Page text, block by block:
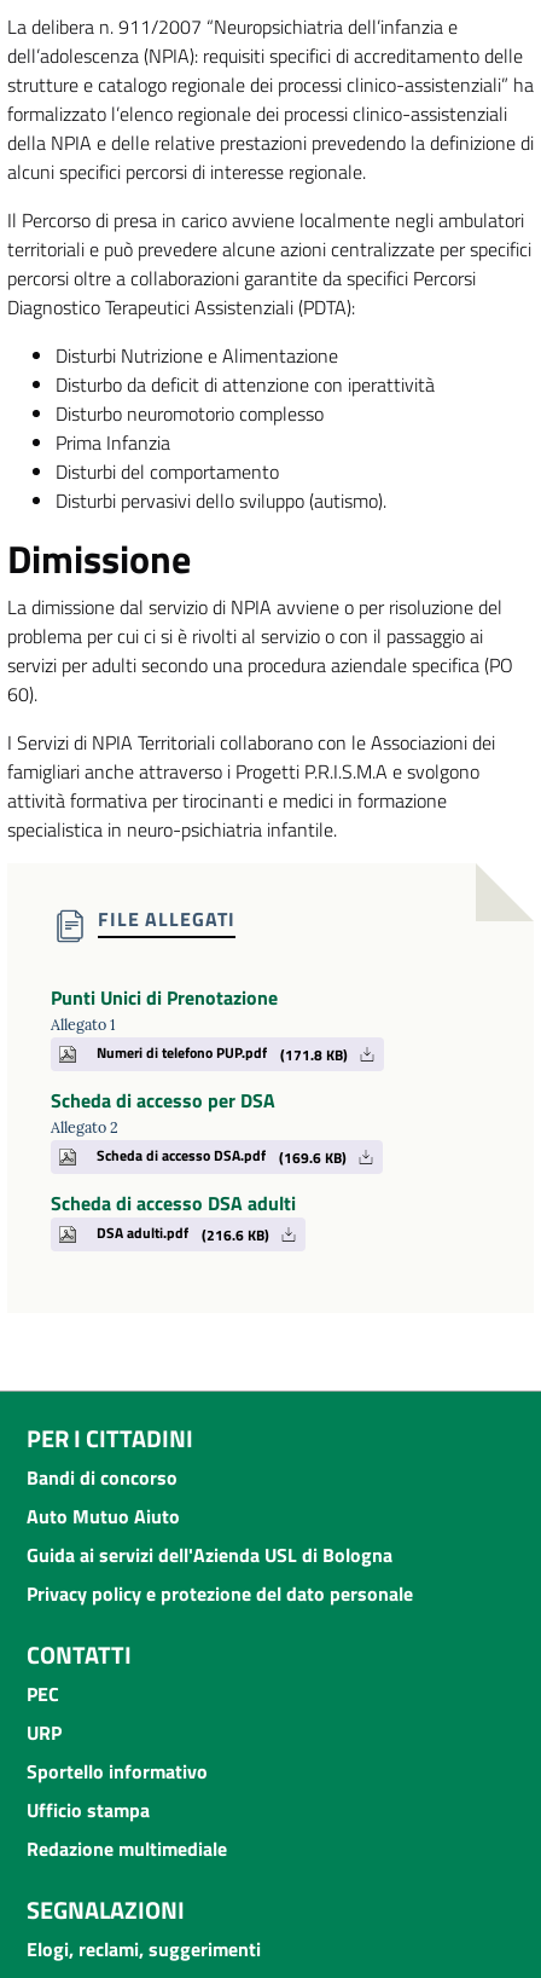
La delibera n. 911/2007 “Neuropsichiatria dell’infanzia e
dell’adolescenza (NPIA): requisiti specifici di accreditamento delle
strutture e catalogo regionale dei processi clinico-assistenziali” ha
formalizzato l’elenco regionale dei processi clinico-assistenziali
della NPIA e delle relative prestazioni prevedendo la definizione di
alcuni specifici percorsi di interesse regionale.
Il Percorso di presa in carico avviene localmente negli ambulatori
territoriali e può prevedere alcune azioni centralizzate per specifici
percorsi oltre a collaborazioni garantite da specifici Percorsi
Diagnostico Terapeutici Assistenziali (PDTA):
Disturbi Nutrizione e Alimentazione
Disturbo da deficit di attenzione con iperattività
Disturbo neuromotorio complesso
Prima Infanzia
Disturbi del comportamento
Disturbi pervasivi dello sviluppo (autismo).
Dimissione
La dimissione dal servizio di NPIA avviene o per risoluzione del
problema per cui ci si è rivolti al servizio o con il passaggio ai
servizi per adulti secondo una procedura aziendale specifica (PO
60).
I Servizi di NPIA Territoriali collaborano con le Associazioni dei
famigliari anche attraverso i Progetti P.R.I.S.M.A e svolgono
attività formativa per tirocinanti e medici in formazione
specialistica in neuro-psichiatria infantile.
FILE ALLEGATI
Punti Unici di Prenotazione
Allegato 1
Numeri di telefono PUP.pdf (171.8 KB)
Scheda di accesso per DSA
Allegato 2
Scheda di accesso DSA.pdf (169.6 KB)
Scheda di accesso DSA adulti
DSA adulti.pdf (216.6 KB)
PER I CITTADINI
Bandi di concorso
Auto Mutuo Aiuto
Guida ai servizi dell'Azienda USL di Bologna
Privacy policy e protezione del dato personale
CONTATTI
PEC
URP
Sportello informativo
Ufficio stampa
Redazione multimediale
SEGNALAZIONI
Elogi, reclami, suggerimenti